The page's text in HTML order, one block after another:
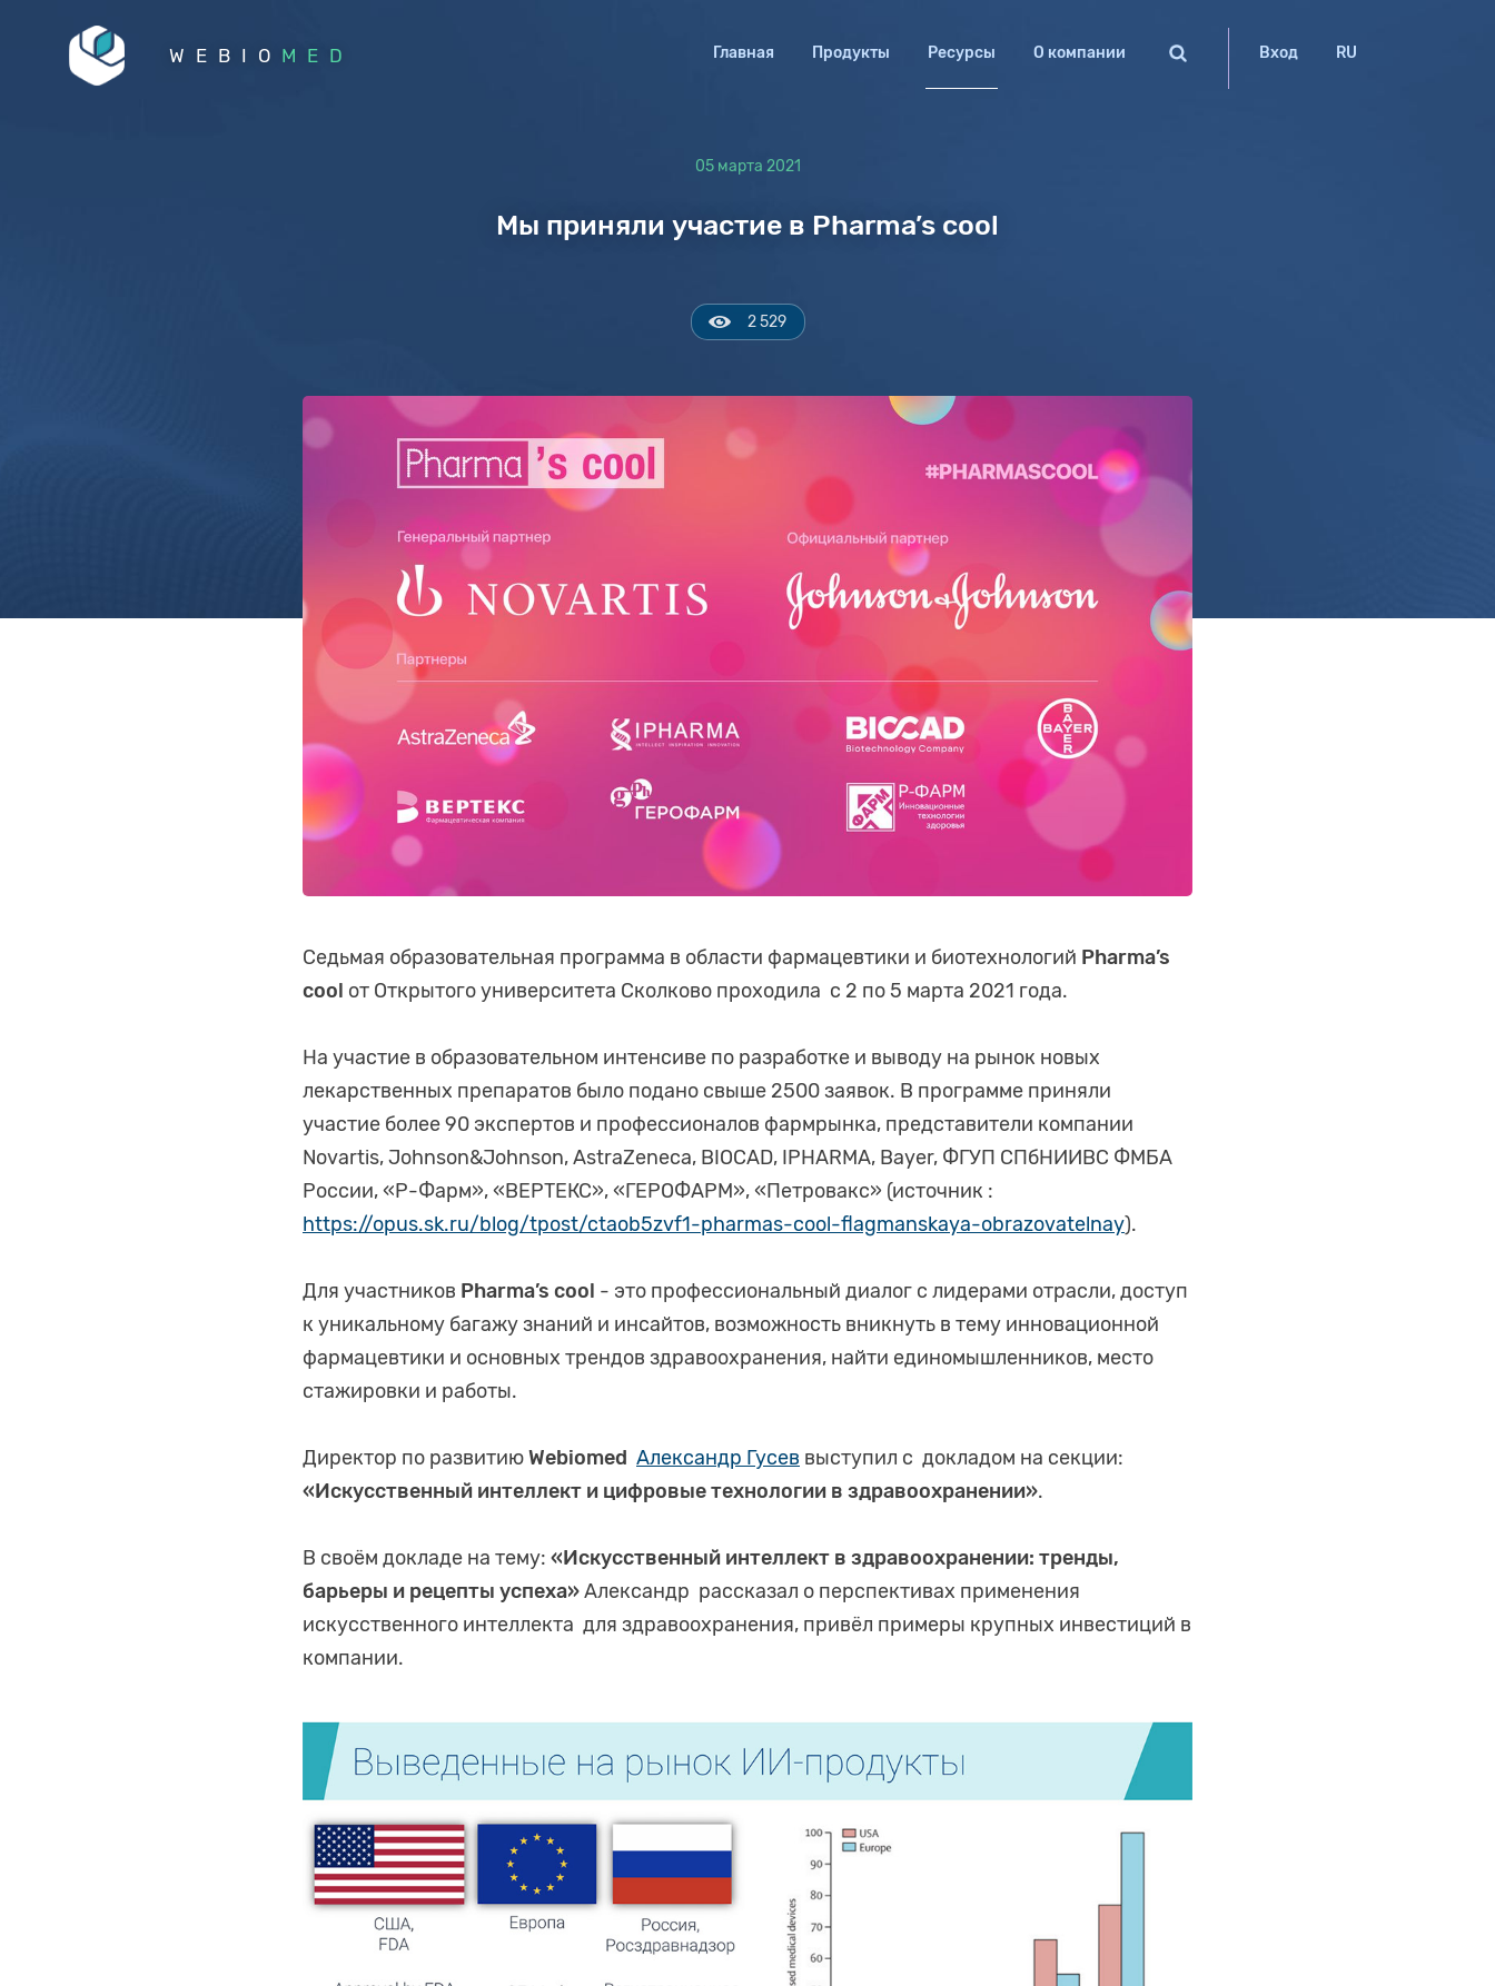
WEBIO MED Главная Продукты Ресурсы О компании Вход RU
05 марта 2021
Мы приняли участие в Pharma’s cool
2 529
Седьмая образовательная программа в области фармацевтики и биотехнологий Pharma’s
cool от Открытого университета Сколково проходила с 2 по 5 марта 2021 года.
На участие в образовательном интенсиве по разработке и выводу на рынок новых
лекарственных препаратов было подано свыше 2500 заявок. В программе приняли
участие более 90 экспертов и профессионалов фармрынка, представители компании
Novartis, Johnson&Johnson, AstraZeneca, BIOCAD, IPHARMA, Bayer, ФГУП СПбНИИВС ФМБА
России, «Р-Фарм», «ВЕРТЕКС», «ГЕРОФАРМ», «Петровакс» (источник :
https://opus.sk.ru/blog/tpost/ctaob5zvf1-pharmas-cool-flagmanskaya-obrazovatelnay).
Для участников Pharma’s cool - это профессиональный диалог с лидерами отрасли, доступ
к уникальному багажу знаний и инсайтов, возможность вникнуть в тему инновационной
фармацевтики и основных трендов здравоохранения, найти единомышленников, место
стажировки и работы.
Директор по развитиюWebiomed Александр Гусев выступил с докладом на секции:
«Искусственный интеллект и цифровые технологии в здравоохранении».
В своём докладе на тему: «Искусственный интеллект в здравоохранении: тренды,
барьеры и рецепты успеха»Александр рассказал о перспективах применения
искусственного интеллекта для здравоохранения, привёл примеры крупных инвестиций в
компании.